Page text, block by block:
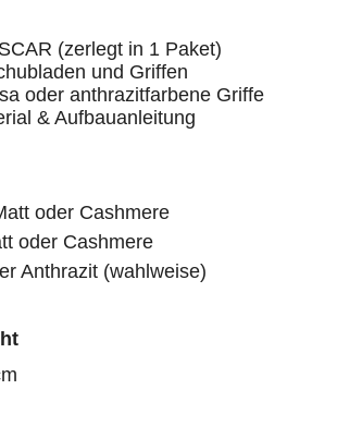
(zerlegt in 1 Paket)
und Griffen
oder anthrazitfarbene Griffe
& Aufbauanleitung
oder Cashmere
oder Cashmere
Anthrazit (wahlweise)